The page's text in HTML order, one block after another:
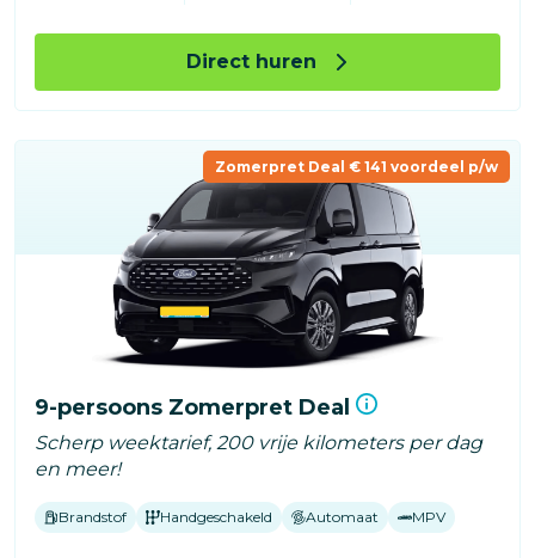
Direct huren
Zomerpret Deal € 141 voordeel p/w
9-persoons Zomerpret Deal
Scherp weektarief, 200 vrije kilometers per dag
en meer!
Brandstof Handgeschakeld Automaat MPV